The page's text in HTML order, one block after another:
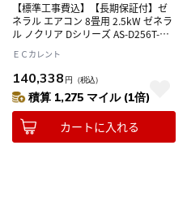
【標準工事費込】【長期保証付】ゼ
ネラル エアコン 8畳用 2.5kW ゼネラ
ル ノクリア Dシリーズ AS-D256T-W
ＥＣカレント
140,338 円 （税込）
積算 1,275 マイル (1倍)
カートに入れる